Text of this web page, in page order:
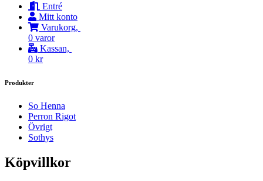
Entré
Mitt konto
Varukorg,
0 varor
Kassan,
0 kr
Produkter
So Henna
Perron Rigot
Övrigt
Sothys
Köpvillkor